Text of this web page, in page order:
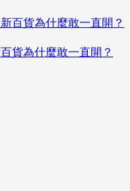
貨為什麼敢一直開？